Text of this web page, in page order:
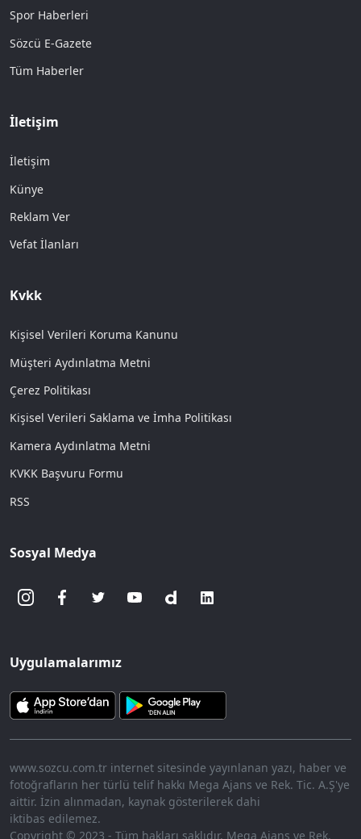
Spor Haberleri
Sözcü E-Gazete
Tüm Haberler
İletişim
İletişim
Künye
Reklam Ver
Vefat İlanları
Kvkk
Kişisel Verileri Koruma Kanunu
Müşteri Aydınlatma Metni
Çerez Politikası
Kişisel Verileri Saklama ve İmha Politikası
Kamera Aydınlatma Metni
KVKK Başvuru Formu
RSS
Sosyal Medya
Uygulamalarımız
www.sozcu.com.tr internet sitesinde yayınlanan yazı, haber ve
fotoğrafların her türlü telif hakkı Mega Ajans ve Rek. Tic. A.Ş'ye
aittir. İzin alınmadan, kaynak gösterilerek dahi
iktibas edilemez.
Copyright © 2023 - Tüm hakları saklıdır. Mega Ajans ve Rek.